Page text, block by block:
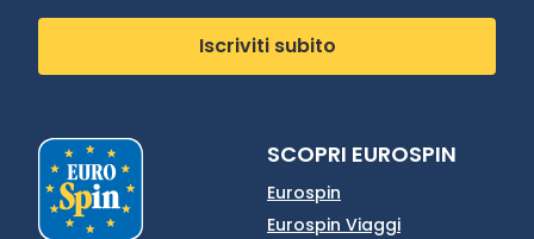
Iscriviti subito
SCOPRI EUROSPIN
Eurospin
Eurospin Viaggi